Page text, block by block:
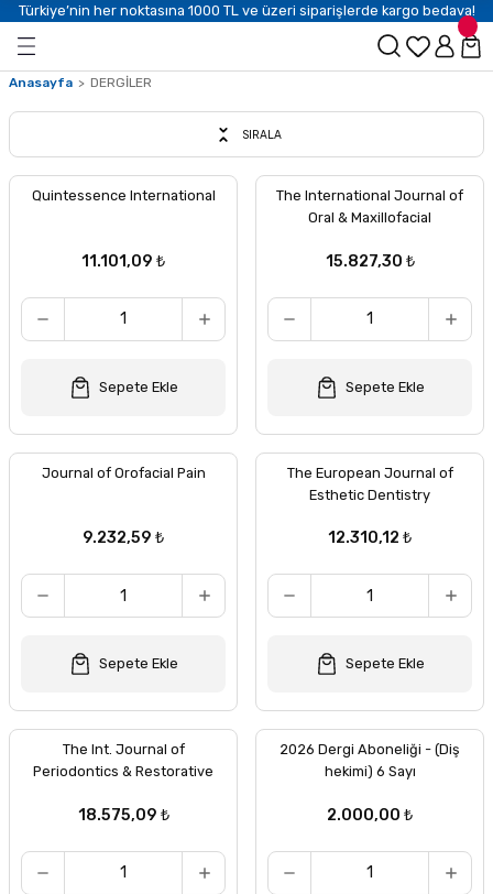
Türkiye’nin her noktasına 1000 TL ve üzeri siparişlerde kargo bedava!
Anasayfa DERGİLER
SIRALA
Quintessence International
11.101,09 ₺
Sepete Ekle
The International Journal of
Oral & Maxillofacial
15.827,30 ₺
Sepete Ekle
Journal of Orofacial Pain
9.232,59 ₺
Sepete Ekle
The European Journal of
Esthetic Dentistry
12.310,12 ₺
Sepete Ekle
The Int. Journal of
Periodontics & Restorative
18.575,09 ₺
2026 Dergi Aboneliği - (Diş
hekimi) 6 Sayı
2.000,00 ₺